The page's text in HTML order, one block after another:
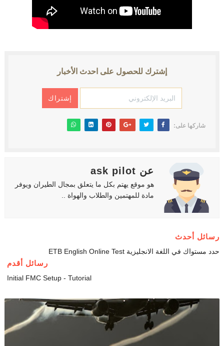
What is V1 speed?
دراسة الطيران المدني في أوروبا
إشترك للحصول على احدث الأخبار
شاركها على:
عن ask pilot
هو موقع يهتم بكل ما يتعلق بمجال الطيران ويوفر
مادة للمهتمين والطلاب والهواة ..
رسائل أحدث
حدد مستواك في اللغة الانجليزية ETB English Online Test
رسائل أقدم
Initial FMC Setup - Tutorial